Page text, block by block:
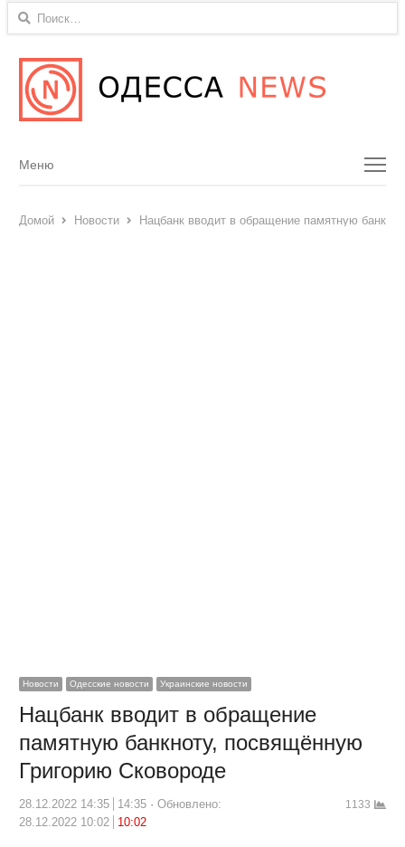
Найти:
Menu
Меню
Домой Новости Нацбанк вводит в обращение памятную
Новости Одесские новости Украинские новости
Нацбанк вводит в обращение
памятную банкноту, посвящённую
Григорию Сковороде
28.12.2022 14:35 14:35
Обновлено:
28.12.2022 10:02
10:02
1133